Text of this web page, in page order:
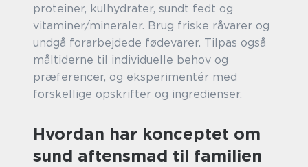
proteiner, kulhydrater, sundt fedt og
vitaminer/mineraler. Brug friske råvarer og
undgå forarbejdede fødevarer. Tilpas også
måltiderne til individuelle behov og
præferencer, og eksperimentér med
forskellige opskrifter og ingredienser.
Hvordan har konceptet om
sund aftensmad til familien